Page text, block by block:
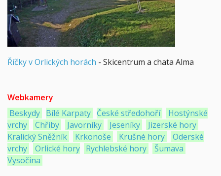
Říčky v Orlických horách - Skicentrum a chata Alma
Webkamery
Beskydy Bílé Karpaty České středohoří
Hostýnské
vrchy
Chřiby Javorníky Jeseníky
Jizerské hory
Kralický Sněžník
Krkonoše Krušné hory
Oderské
vrchy
Orlické hory Rychlebské hory
Šumava
Vysočina